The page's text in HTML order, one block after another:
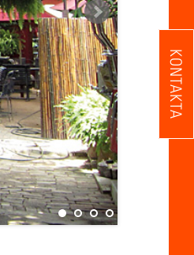
KONTAKTA